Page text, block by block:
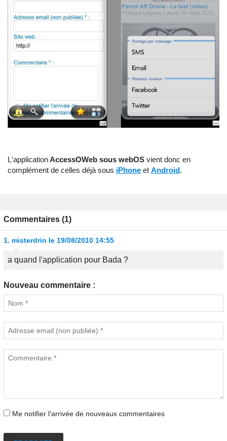
L'applicationAccessOWeb sous webOS vient donc en
complément de celles déjà sous iPhone et Android.
Commentaires (1)
1. misterdrin le 19/08/2010 14:55
a quand l'application pour Bada ?
Nouveau commentaire :
Me notifier l'arrivée de nouveaux commentaires